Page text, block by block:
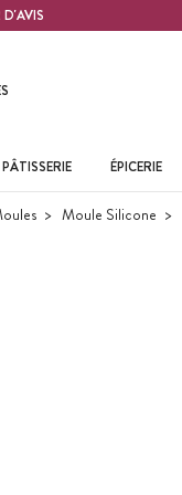
PÂTISSERIE ÉPICERIE
Moule Silicone